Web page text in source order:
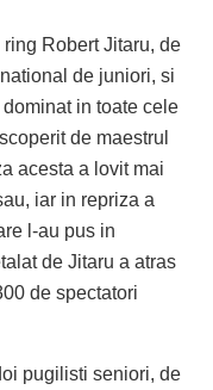
Robert Jitaru, de
de juniori, si
in toate cele
de maestrul
acesta a lovit mai
iar in repriza a
l-au pus in
de Jitaru a atras
de spectatori
pugilisti seniori, de